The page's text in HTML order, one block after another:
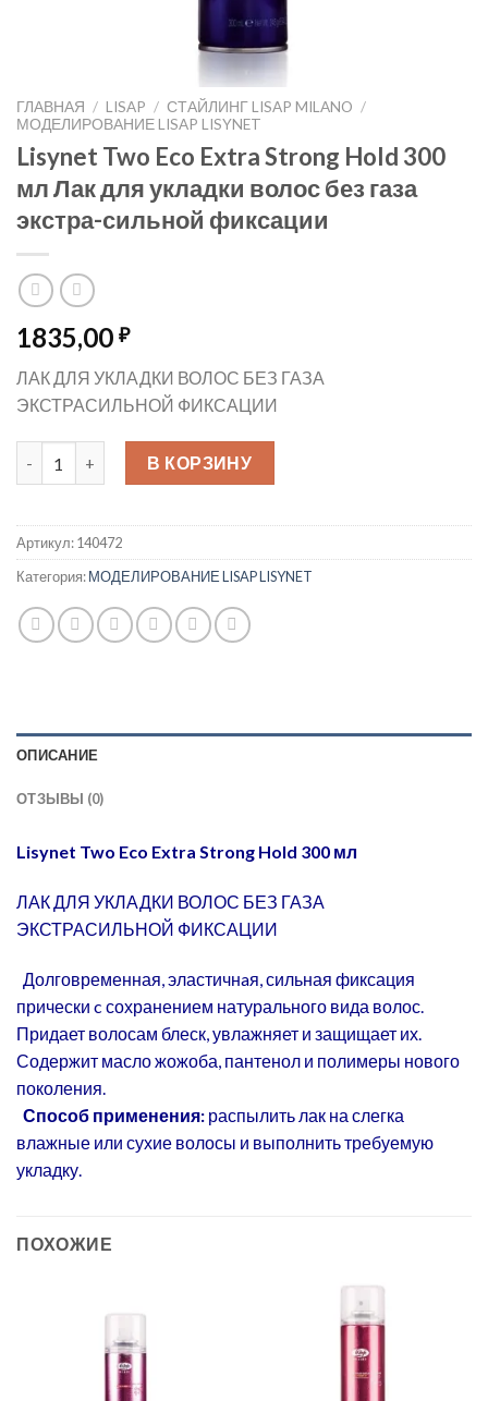
ГЛАВНАЯ / LISAP / СТАЙЛИНГ LISAP MILANO /
МОДЕЛИРОВАНИЕ LISAP LISYNET
Lisynet Two Eco Extra Strong Hold 300
мл Лак для укладки волос без газа
экстра-сильной фиксации
1835,00 ₽
ЛАК ДЛЯ УКЛАДКИ ВОЛОС БЕЗ ГАЗА
ЭКСТРАСИЛЬНОЙ ФИКСАЦИИ
Количество товара Lisynet Two Eco Extra Strong Hold 300
В КОРЗИНУ
Артикул:140472
Категория:МОДЕЛИРОВАНИЕ LISAP LISYNET
ОПИСАНИЕ
ОТЗЫВЫ (0)
Lisynet Two Eco Extra Strong Hold 300 мл
ЛАК ДЛЯ УКЛАДКИ ВОЛОС БЕЗ ГАЗА
ЭКСТРАСИЛЬНОЙ ФИКСАЦИИ
Долговременная, эластичнaя, сильная фиксация
прически c сохранением натурального вида волос.
Придает волосам блеск, увлажняет и защищает их.
Содержит масло жожоба, пантенол и полимеры нового
поколения.
Способ применения: распылить лак на слегка
влажные или сухие волосы и выполнить требуемую
укладку.
ПОХОЖИЕ